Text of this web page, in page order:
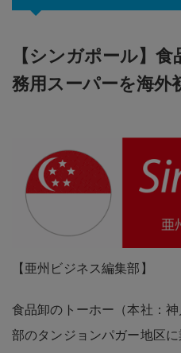
【シンガポール】
務用スーパーを海外
【亜州ビジネス編集部】
食品卸のトーホー（本社：
部のタンジョンパガー地区